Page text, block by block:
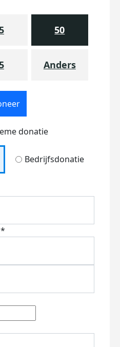
50
Anders
donatie
Bedrijfsdonatie